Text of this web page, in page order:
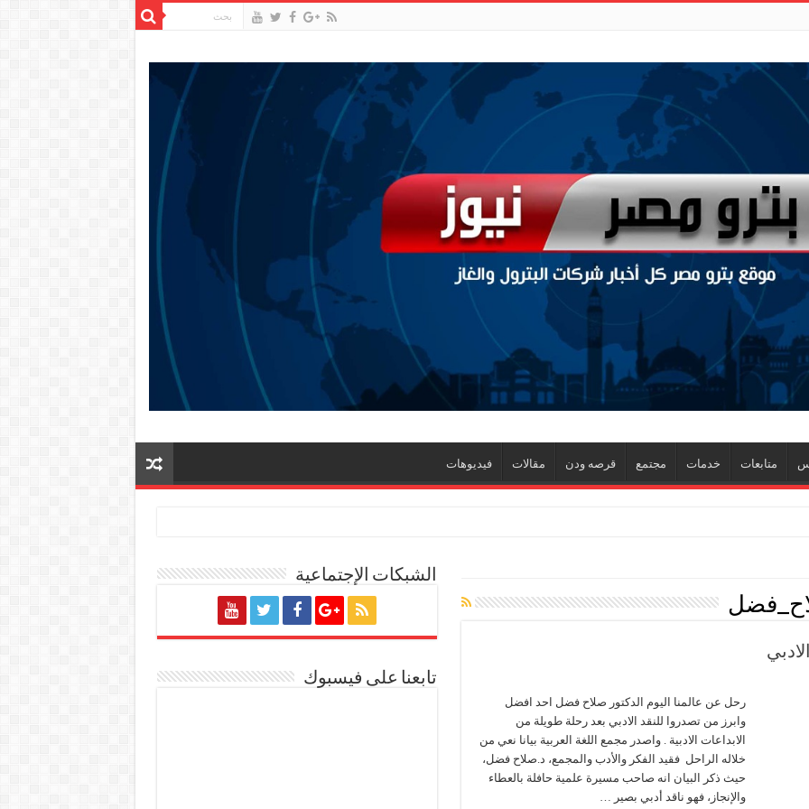
متابعات خدمات مجتمع قرصه ودن مقالات فيديوهات
جديد
العالمية آليات تنفيذ مذكرة التفاهم لربط اكتشافات الشركة في قبرص بالبنية التحتية المصرية
منذ عام 2022.. ويؤكد: كامل الاهتمام لوضع صعيد مصر على خريطة الاستثمار البترولي
رحل عن عالمنا اليوم الدكتور صلاح فضل احد افضل
وابرز من تصدروا للنقد الادبي بعد رحلة طويلة من
الابداعات الادبية . واصدر مجمع اللغة العربية بيانا نعي من
خلاله الراحل فقيد الفكر والأدب والمجمع، د.صلاح فضل،
حيث ذكر البيان انه صاحب مسيرة علمية حافلة بالعطاء
والإنجاز، فهو ناقد أدبي بصير …
الشبكات الإجتماعية
تابعنا على فيسبوك